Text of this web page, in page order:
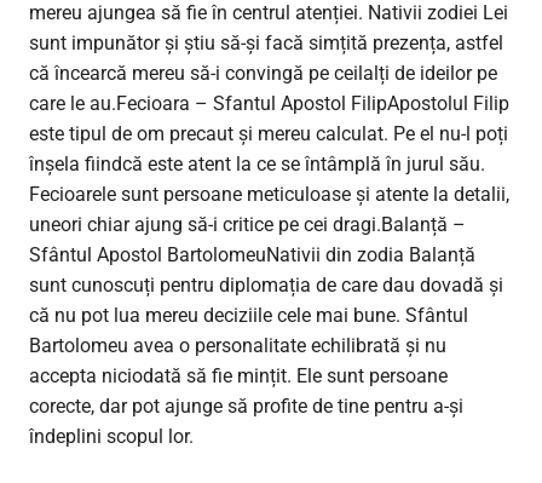
mereu ajungea să fie în centrul atenției. Nativii zodiei Lei
sunt impunător și știu să-și facă simțită prezența, astfel
că încearcă mereu să-i convingă pe ceilalți de ideilor pe
care le au.Fecioara – Sfantul Apostol FilipApostolul Filip
este tipul de om precaut și mereu calculat. Pe el nu-l poți
înșela fiindcă este atent la ce se întâmplă în jurul său.
Fecioarele sunt persoane meticuloase și atente la detalii,
uneori chiar ajung să-i critice pe cei dragi.Balanță –
Sfântul Apostol BartolomeuNativii din zodia Balanță
sunt cunoscuți pentru diplomația de care dau dovadă și
că nu pot lua mereu deciziile cele mai bune. Sfântul
Bartolomeu avea o personalitate echilibrată și nu
accepta niciodată să fie mințit. Ele sunt persoane
corecte, dar pot ajunge să profite de tine pentru a-și
îndeplini scopul lor.